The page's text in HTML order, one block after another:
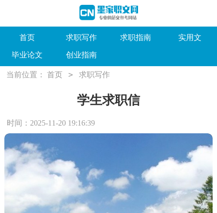
首页 求职写作 求职指南 实用文
毕业论文 创业指南
当前位置： 首页 > 求职写作
学生求职信
时间：2025-11-20 19:16:39